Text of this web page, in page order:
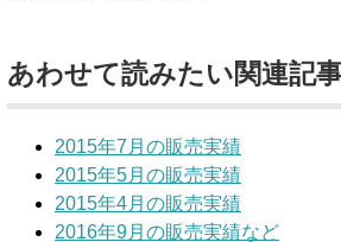
あわせて読みたい関連記
2015年7月の販売実績
2015年5月の販売実績
2015年4月の販売実績
2016年9月の販売実績など